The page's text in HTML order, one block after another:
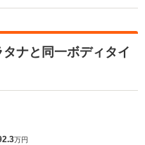
ナと同一ボディタイ
万円